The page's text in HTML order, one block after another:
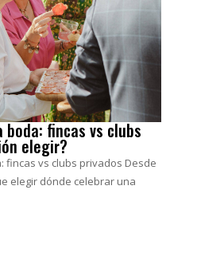
boda: fincas vs clubs
elegir?
fincas vs clubs privados Desde
elegir dónde celebrar una